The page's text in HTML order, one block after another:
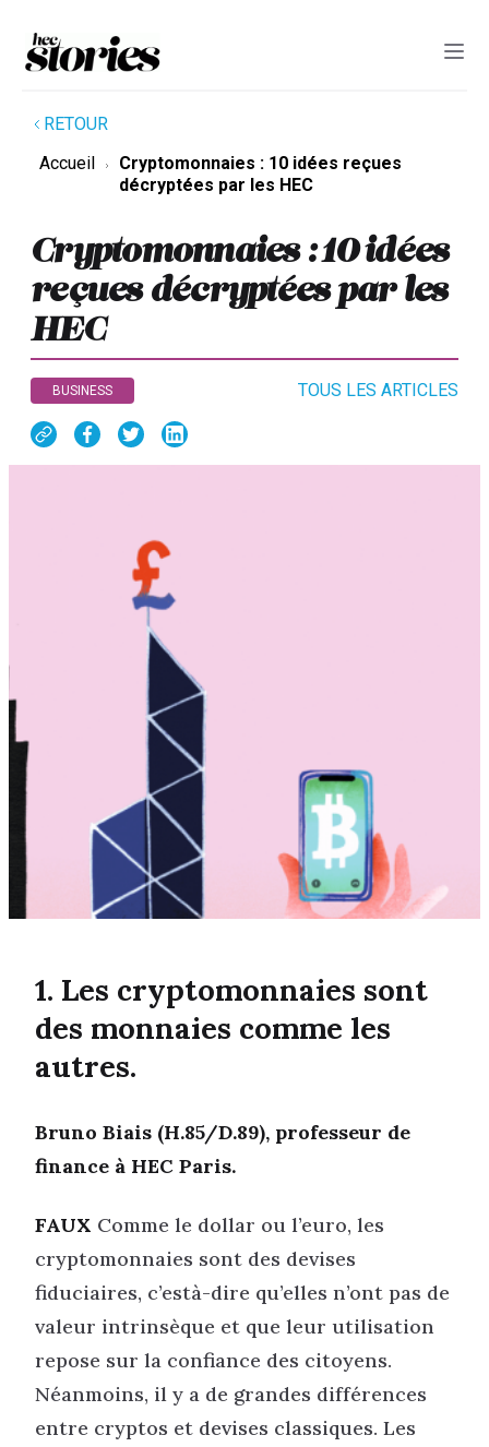
RETOUR
Accueil
Cryptomonnaies : 10 idées reçues
décryptées par les HEC
Cryptomonnaies : 10 idées
reçues décryptées par les
HEC
BUSINESS TOUS LES ARTICLES
1. Les cryptomonnaies sont
des monnaies comme les
autres.
Bruno Biais (H.85/D.89), professeur de
finance à HEC Paris.
FAUX Comme le dollar ou l’euro, les
cryptomonnaies sont des devises
fiduciaires, c’està-dire qu’elles n’ont pas de
valeur intrinsèque et que leur utilisation
repose sur la confiance des citoyens.
Néanmoins, il y a de grandes différences
entre cryptos et devises classiques. Les